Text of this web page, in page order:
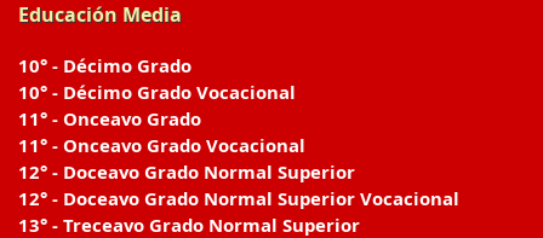
Educación Media
10° - Décimo Grado
10° - Décimo Grado Vocacional
11° - Onceavo Grado
11° - Onceavo Grado Vocacional
12° - Doceavo Grado Normal Superior
12° - Doceavo Grado Normal Superior Vocacional
13° - Treceavo Grado Normal Superior